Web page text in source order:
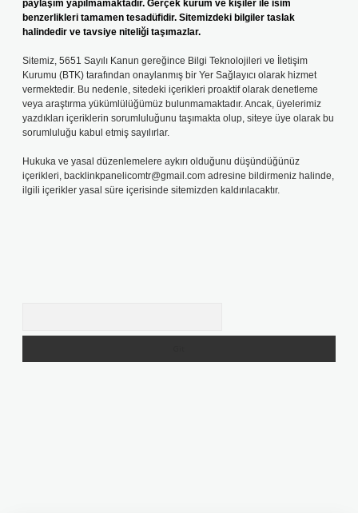
paylaşım yapılmamaktadır. Gerçek kurum ve kişiler ile isim
benzerlikleri tamamen tesadüfidir. Sitemizdeki bilgiler taslak
halindedir ve tavsiye niteliği taşımazlar.
Sitemiz, 5651 Sayılı Kanun gereğince Bilgi Teknolojileri ve İletişim
Kurumu (BTK) tarafından onaylanmış bir Yer Sağlayıcı olarak hizmet
vermektedir. Bu nedenle, sitedeki içerikleri proaktif olarak denetleme
veya araştırma yükümlülüğümüz bulunmamaktadır. Ancak, üyelerimiz
yazdıkları içeriklerin sorumluluğunu taşımakta olup, siteye üye olarak bu
sorumluluğu kabul etmiş sayılırlar.
Hukuka ve yasal düzenlemelere aykırı olduğunu düşündüğünüz
içerikleri, backlinkpanelicomtr@gmail.com adresine bildirmeniz halinde,
ilgili içerikler yasal süre içerisinde sitemizden kaldırılacaktır.